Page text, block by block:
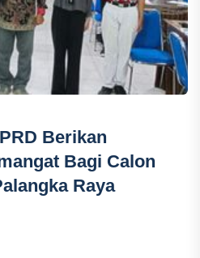
Berikan
Bagi Calon
Raya